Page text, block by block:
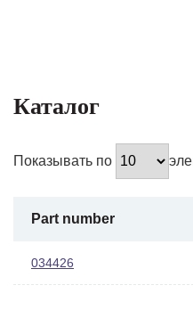
Каталог
Показывать по
Part number
034426